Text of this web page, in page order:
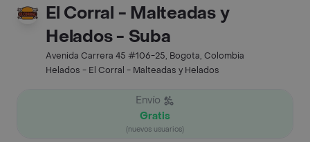
El Corral - Malteadas y
Helados - Suba
Avenida Carrera 45 #106-25, Bogota, Colombia
Helados - El Corral - Malteadas y Helados
Envío
Gratis
(nuevos usuarios)